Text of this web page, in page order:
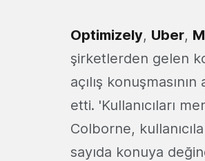
Optimizely, Uber,
şirketlerden gelen
açılış
etti. 'Kullanıcıları
Colborne,
sayıda konuya